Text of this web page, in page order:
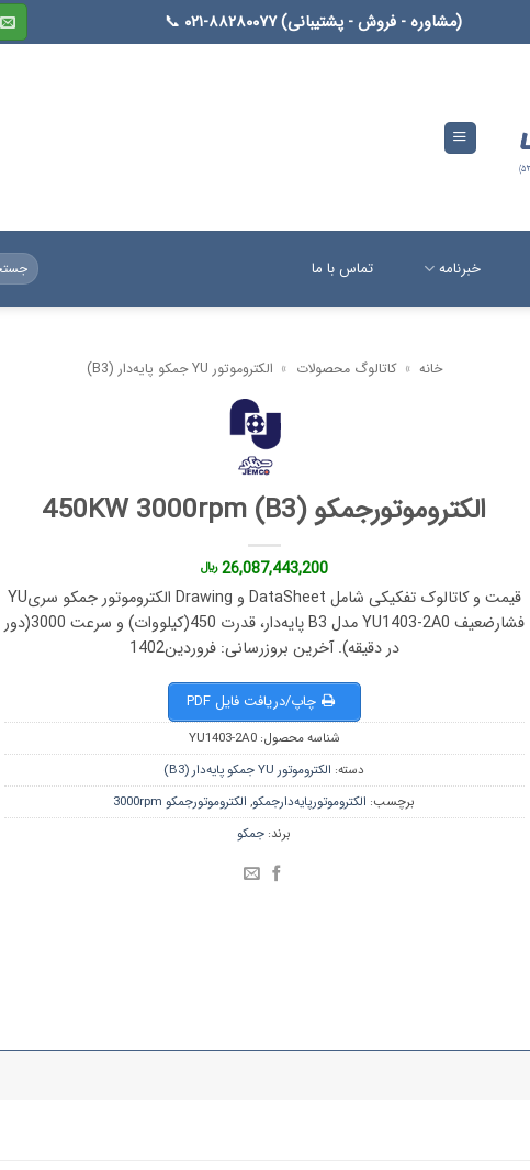
(مشاوره - فروش - پشتیبانی) ۸۸۲۸۰۰۷۷-۰۲۱ 📞
خبرنامه تماس با ما
جستجو
برای:
خانه » کاتالوگ محصولات » الکتروموتور YU جمکو پایه‌دار (B3)
الکتروموتورجمکو 450KW 3000rpm (B3)
26,087,443,200 ﷼
قیمت و کاتالوک تفکیکی شامل DataSheet و Drawing الکتروموتور جمکو سریYU
فشارضعیف YU1403-2A0 مدل B3 پایه‌دار، قدرت 450(کیلووات) و سرعت 3000(دور
در دقیقه). آخرین بروزرسانی: فروردین1402
چاپ/دریافت فایل PDF
شناسه محصول:YU1403-2A0
دسته: الکتروموتور YU جمکو پایه‌دار (B3)
برچسب: الکتروموتورپایه‌دارجمکو, الکتروموتورجمکو 3000rpm
برند: جمکو